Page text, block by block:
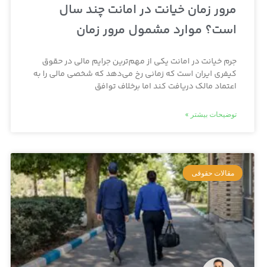
مرور زمان خیانت در امانت چند سال
است؟ موارد مشمول مرور زمان
جرم خیانت در امانت یکی از مهم‌ترین جرایم مالی در حقوق
کیفری ایران است که زمانی رخ می‌دهد که شخصی مالی را به
اعتماد مالک دریافت کند اما برخلاف توافق
توضیحات بیشتر »
مقالات حقوقی